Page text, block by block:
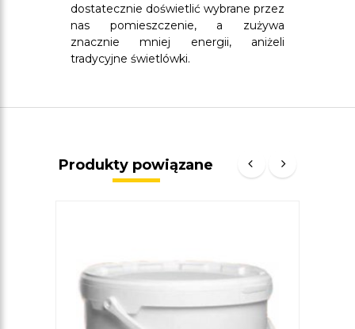
dostatecznie doświetlić wybrane przez
nas pomieszczenie, a zużywa
znacznie mniej energii, aniżeli
tradycyjne świetlówki.
Produkty powiązane